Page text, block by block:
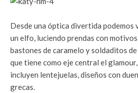
Desde una óptica divertida podemos
un elfo, luciendo prendas con
bastones de caramelo y soldaditos de
que tiene como eje central el
incluyen lentejuelas, diseños con
grecas.